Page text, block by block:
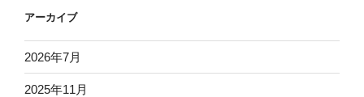
アーカイブ
2026年7月
2025年11月